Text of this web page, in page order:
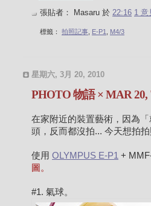
張貼者： Masaru 於 22:16 1 意
標籤： 拍照記事 E-P1 M4/3
星期六, 3月 20, 2010
PHOTO 物語 × MAR 20,
在家附近的裝置藝術，因為
頭，反而都沒拍... 今天想拍
使用 OLYMPUS E-P1 +
圖。
#1. 氣球。